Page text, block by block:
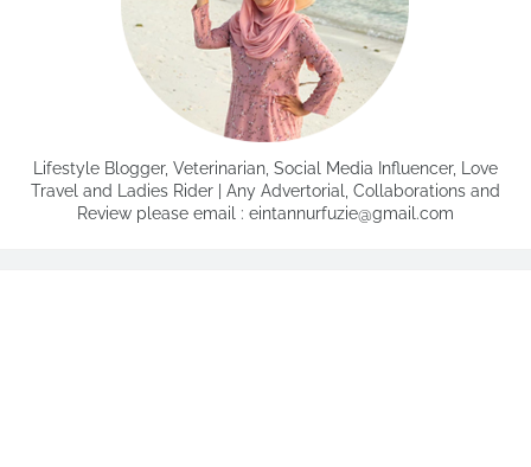
Lifestyle Blogger, Veterinarian, Social Media Influencer, Love
Travel and Ladies Rider | Any Advertorial, Collaborations and
Review please email : eintannurfuzie@gmail.com